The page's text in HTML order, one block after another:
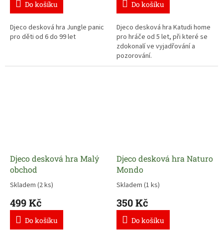
Do košíku
Djeco desková hra Jungle panic
pro děti od 6 do 99 let
Do košíku
Djeco desková hra Katudi home
pro hráče od 5 let, při které se
zdokonalí ve vyjadřování a
pozorování.
Djeco desková hra Malý
obchod
Skladem (2 ks)
499 Kč
Do košíku
Djeco desková hra Naturo
Mondo
Skladem (1 ks)
350 Kč
Do košíku